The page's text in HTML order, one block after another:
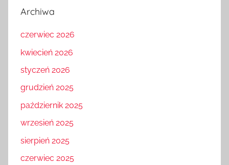
Archiwa
czerwiec 2026
kwiecień 2026
styczeń 2026
grudzień 2025
październik 2025
wrzesień 2025
sierpień 2025
czerwiec 2025